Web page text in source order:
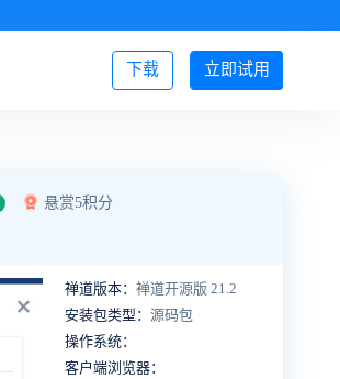
立即试用
下载 登录/注册
悬赏5积分
禅道版本： 禅道开源版 21.2
安装包类型： 源码包
操作系统：
客户端浏览器：